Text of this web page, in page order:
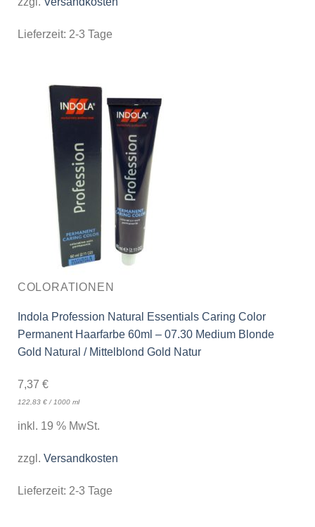
Lieferzeit: 2-3 Tage
COLORATIONEN
Indola Profession Natural Essentials Caring Color
Permanent Haarfarbe 60ml – 07.30 Medium Blonde
Gold Natural / Mittelblond Gold Natur
7,37 €
122,83 €/1000 ml
inkl. 19 % MwSt.
zzgl. Versandkosten
Lieferzeit: 2-3 Tage